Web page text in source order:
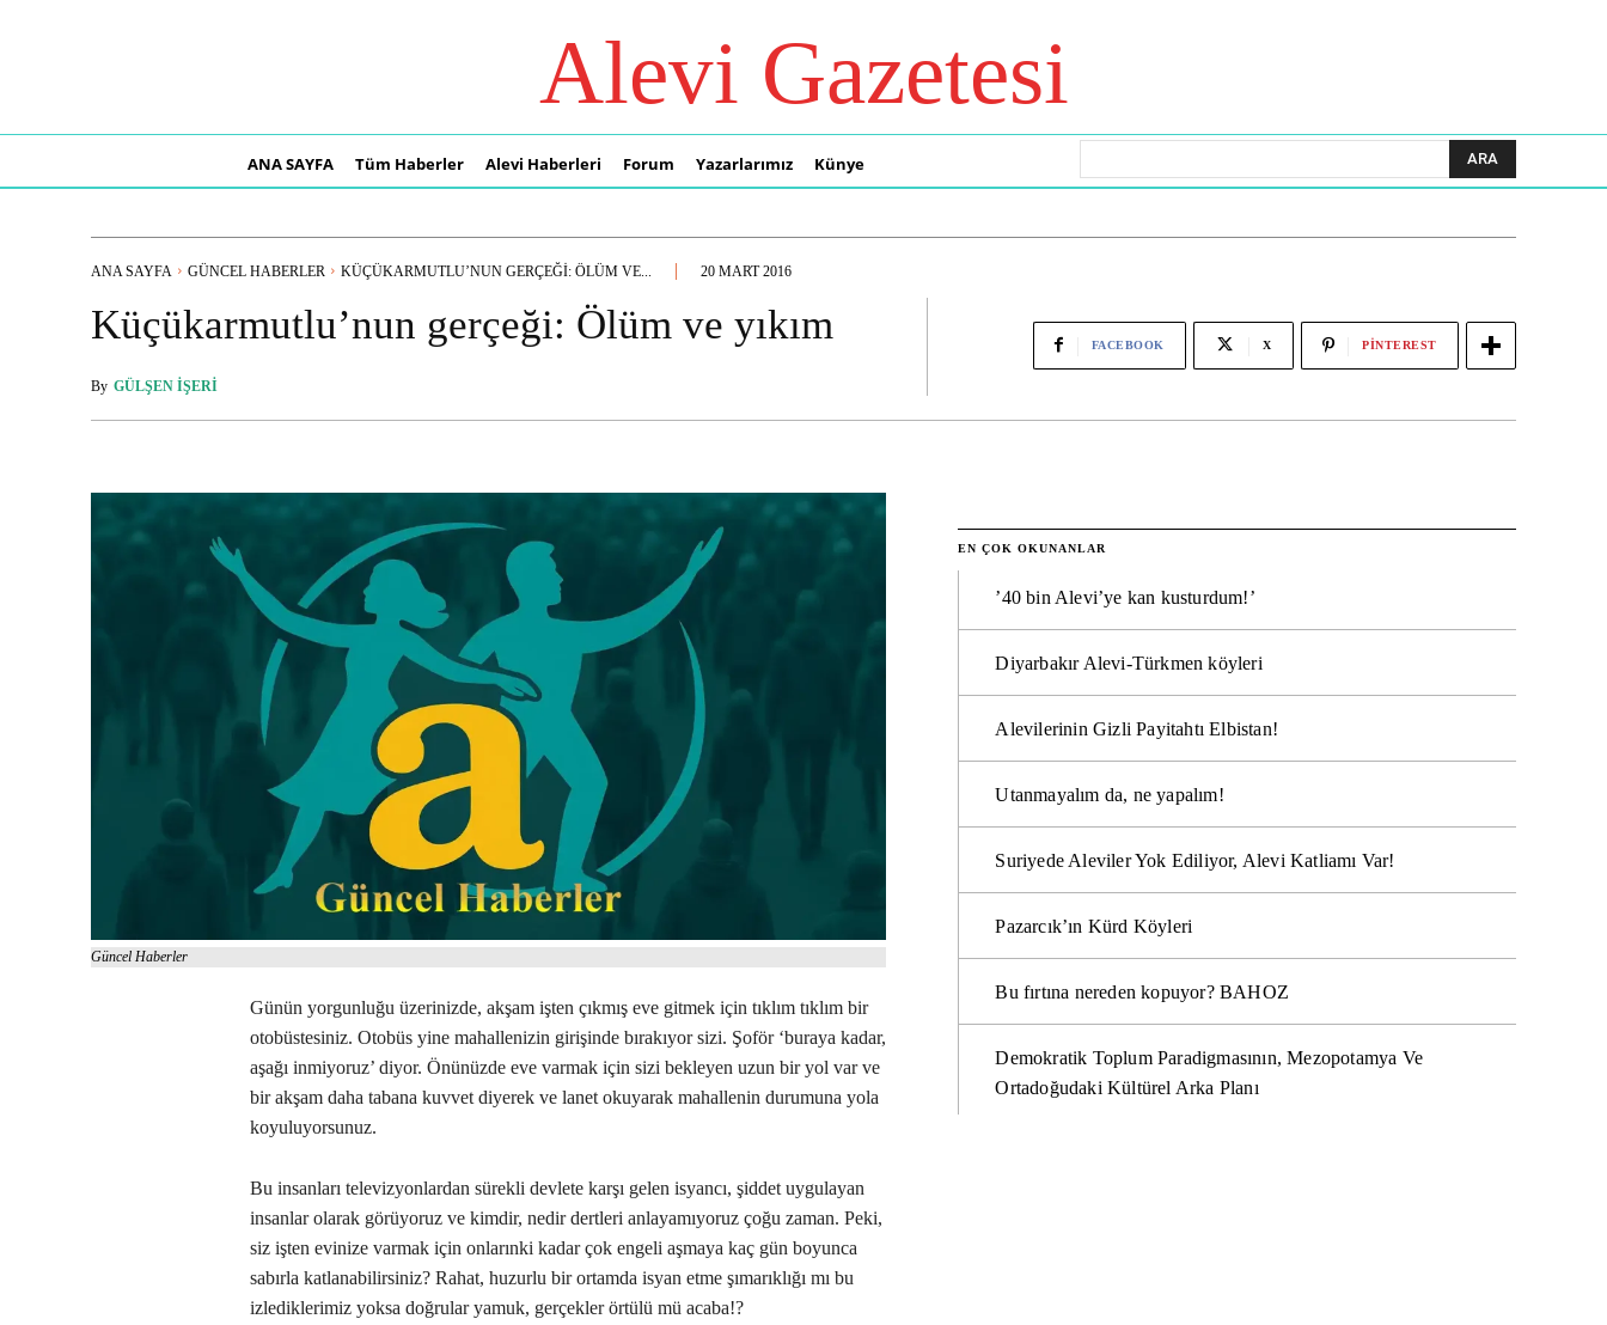
Alevi Gazetesi
ANA SAYFA Tüm Haberler Alevi Haberleri Forum Yazarlarımız Künye ARA
ANA SAYFA GÜNCEL HABERLER KÜÇÜKARMUTLU’NUN GERÇEĞI: ÖLÜM VE... 20 MART 2016
Küçükarmutlu’nun gerçeği: Ölüm ve yıkım
By GÜLŞEN İŞERI
FACEBOOK X PINTEREST
Güncel Haberler
Günün yorgunluğu üzerinizde, akşam işten çıkmış eve gitmek için tıklım tıklım bir
otobüstesiniz. Otobüs yine mahallenizin girişinde bırakıyor sizi. Şoför ‘buraya kadar,
aşağı inmiyoruz’ diyor. Önünüzde eve varmak için sizi bekleyen uzun bir yol var ve
bir akşam daha tabana kuvvet diyerek ve lanet okuyarak mahallenin durumuna yola
koyuluyorsunuz.
Bu insanları televizyonlardan sürekli devlete karşı gelen isyancı, şiddet uygulayan
insanlar olarak görüyoruz ve kimdir, nedir dertleri anlayamıyoruz çoğu zaman. Peki,
siz işten evinize varmak için onlarınki kadar çok engeli aşmaya kaç gün boyunca
sabırla katlanabilirsiniz? Rahat, huzurlu bir ortamda isyan etme şımarıklığı mı bu
izlediklerimiz yoksa doğrular yamuk, gerçekler örtülü mü acaba!?
EN ÇOK OKUNANLAR
’40 bin Alevi’ye kan kusturdum!’
Diyarbakır Alevi-Türkmen köyleri
Alevilerinin Gizli Payitahtı Elbistan!
Utanmayalım da, ne yapalım!
Suriyede Aleviler Yok Ediliyor, Alevi Katliamı Var!
Pazarcık’ın Kürd Köyleri
Bu fırtına nereden kopuyor? BAHOZ
Demokratik Toplum Paradigmasının, Mezopotamya Ve
Ortadoğudaki Kültürel Arka Planı